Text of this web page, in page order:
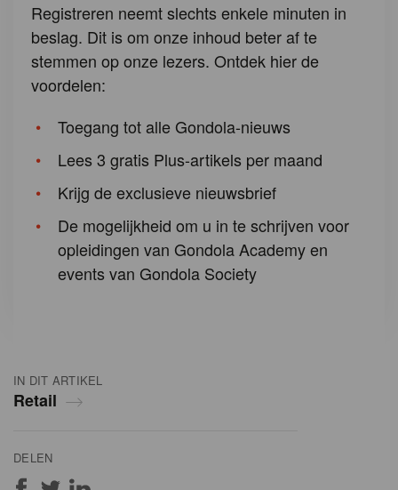
IN DIT ARTIKEL
Retail
DELEN
Registreren neemt slechts enkele minuten in
beslag. Dit is om onze inhoud beter af te
stemmen op onze lezers. Ontdek hier de
voordelen:
Toegang tot alle Gondola-nieuws
Lees 3 gratis Plus-artikels per maand
Krijg de exclusieve nieuwsbrief
De mogelijkheid om u in te schrijven voor
opleidingen van Gondola Academy en
events van Gondola Society